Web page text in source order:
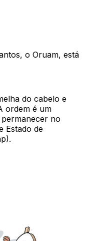
o Oruam, está
do cabelo e
ordem é um
no
Estado de